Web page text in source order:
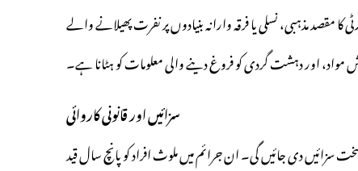
مذہبی، نسلی یا فرقہ وارانہ بنیادوں پر نفرت پھیلانے والے
مواد، اور دہشت گردی کو فروغ دینے والی معلومات کو ہٹانا ہے۔
سزائیں اور قانونی کاروائی
سزائیں دی جائیں گی۔ ان جرائم میں ملوث افراد کو پانچ سال قید